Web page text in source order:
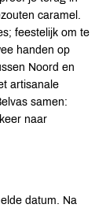
caramel.
feestelijk om te
handen op
Noord en
artisanale
samen:
naar
datum. Na